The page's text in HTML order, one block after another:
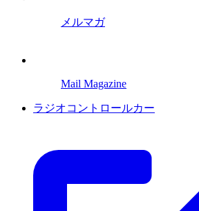
メルマガ
Mail Magazine
ラジオコントロールカー